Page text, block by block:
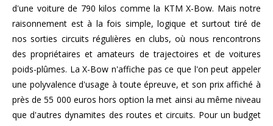
d'une voiture de 790 kilos comme la KTM X-Bow. Mais notre
raisonnement est à la fois simple, logique et surtout tiré de
nos sorties circuits régulières en clubs, où nous rencontrons
des propriétaires et amateurs de trajectoires et de voitures
poids-plûmes. La X-Bow n'affiche pas ce que l'on peut appeler
une polyvalence d'usage à toute épreuve, et son prix affiché à
près de 55 000 euros hors option la met ainsi au même niveau
que d'autres dynamites des routes et circuits. Pour un budget